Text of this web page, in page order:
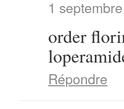
1
order
Répondre